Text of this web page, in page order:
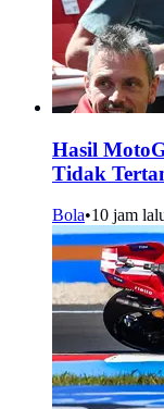
Hasil
Tidak
Bola•10 jam